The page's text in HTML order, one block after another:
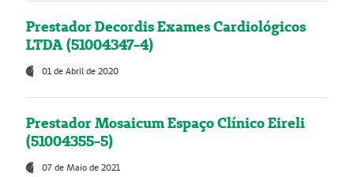
Prestador Decordis Exames Cardiológicos
LTDA (51004347-4)
01 de Abril de 2020
Prestador Mosaicum Espaço Clínico Eireli
(51004355-5)
07 de Maio de 2021